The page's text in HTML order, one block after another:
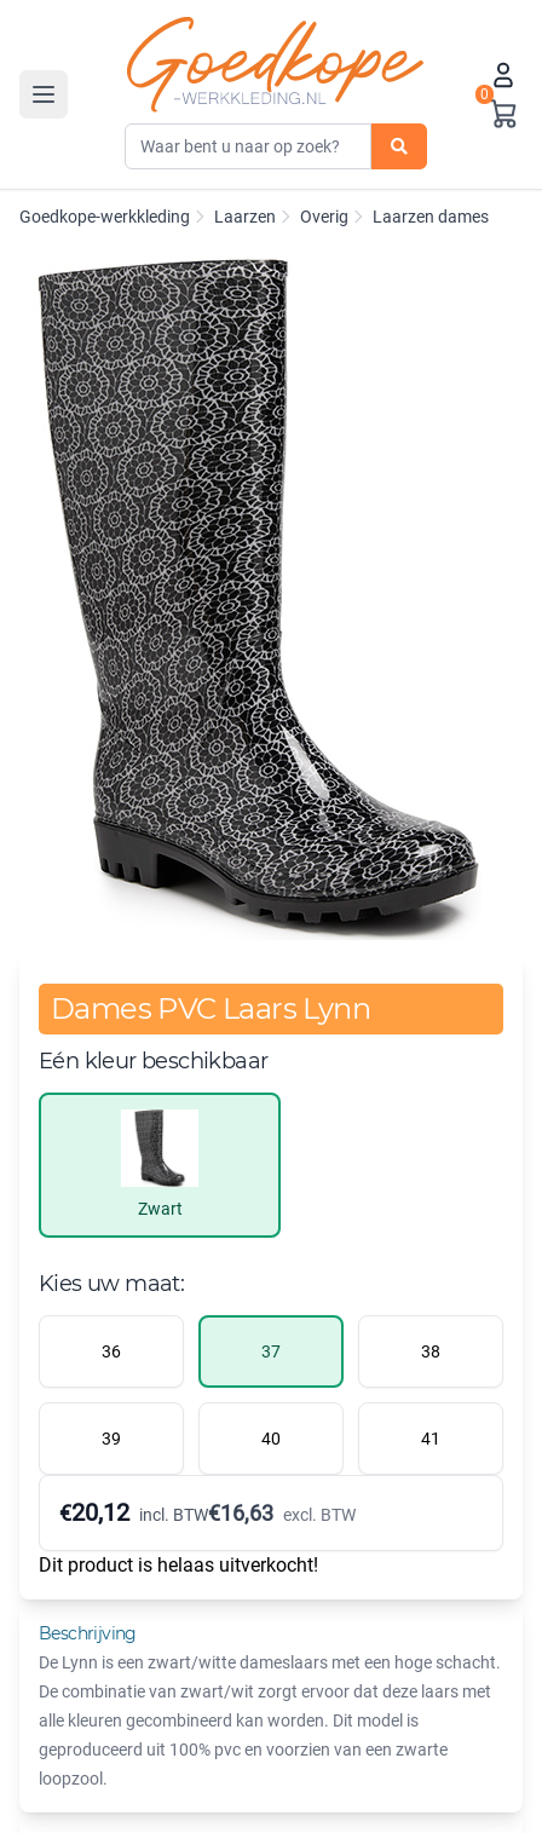
Toggle navigation
0
Goedkope-werkkleding Laarzen Overig Laarzen dames
Dames PVC Laars Lynn
Eén kleur beschikbaar
Zwart
Kies uw maat:
36 37 38
39 40 41
€20,12 incl. BTW€16,63 excl. BTW
Dit product is helaas uitverkocht!
Beschrijving
De Lynn is een zwart/witte dameslaars met een hoge schacht.
De combinatie van zwart/wit zorgt ervoor dat deze laars met
alle kleuren gecombineerd kan worden. Dit model is
geproduceerd uit 100% pvc en voorzien van een zwarte
loopzool.